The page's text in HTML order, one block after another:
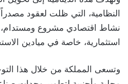
النظامية، التي ظلت لعقود
نشاط اقتصادي مشروع ومستدام،
استثمارية، خاصة في ميادين
وتسعى المملكة من خلال هذا